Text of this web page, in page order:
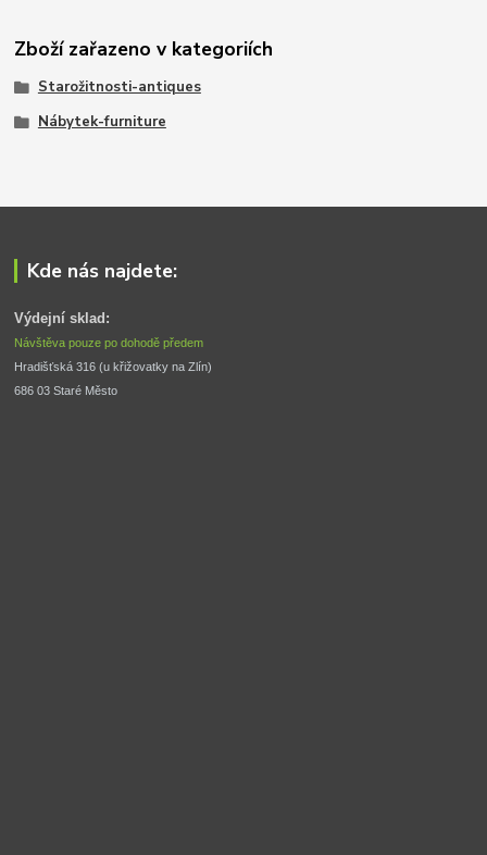
Zboží zařazeno v kategoriích
Starožitnosti-antiques
Nábytek-furniture
Kde nás najdete:
Výdejní sklad:
Návštěva pouze po dohodě předem
Hradišťská 316 (u křižovatky na Zlín)
686 03 Staré Město